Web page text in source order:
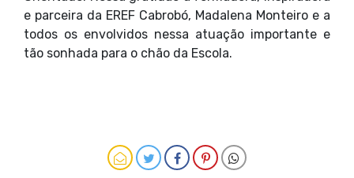
e parceira da EREF Cabrobó, Madalena Monteiro e a
todos os envolvidos nessa atuação importante e
tão sonhada para o chão da Escola.